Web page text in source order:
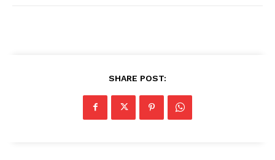
SHARE POST: